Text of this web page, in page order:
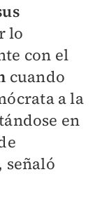
lo
con el
cuando
a la
en
señaló